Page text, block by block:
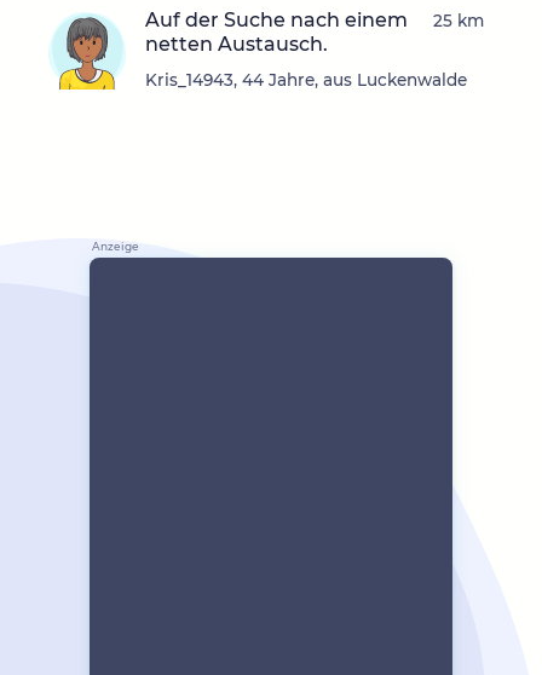
Auf der Suche nach einem
netten Austausch.
Kris_14943, 44 Jahre, aus Luckenwalde
25 km